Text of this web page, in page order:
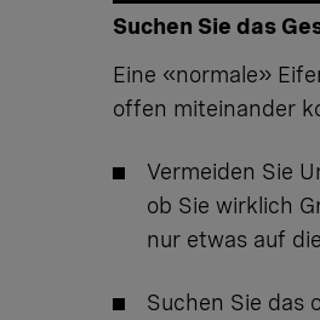
Suchen Sie das
Eine «normale»
offen miteinander
Vermeiden Sie
ob Sie wirklich
nur etwas auf
Suchen Sie das